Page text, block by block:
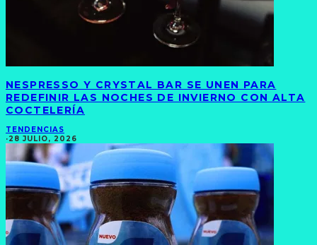
NESPRESSO Y CRYSTAL BAR SE UNEN PARA
REDEFINIR LAS NOCHES DE INVIERNO CON ALTA
COCTELERÍA
TENDENCIAS
·28 JULIO, 2026